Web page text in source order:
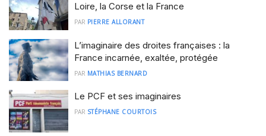
Loire, la Corse et la France
PAR PIERRE ALLORANT
L’imaginaire des droites françaises : la
France incarnée, exaltée, protégée
PAR MATHIAS BERNARD
Le PCF et ses imaginaires
PAR STÉPHANE COURTOIS